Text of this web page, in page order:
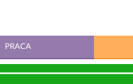
PRACA